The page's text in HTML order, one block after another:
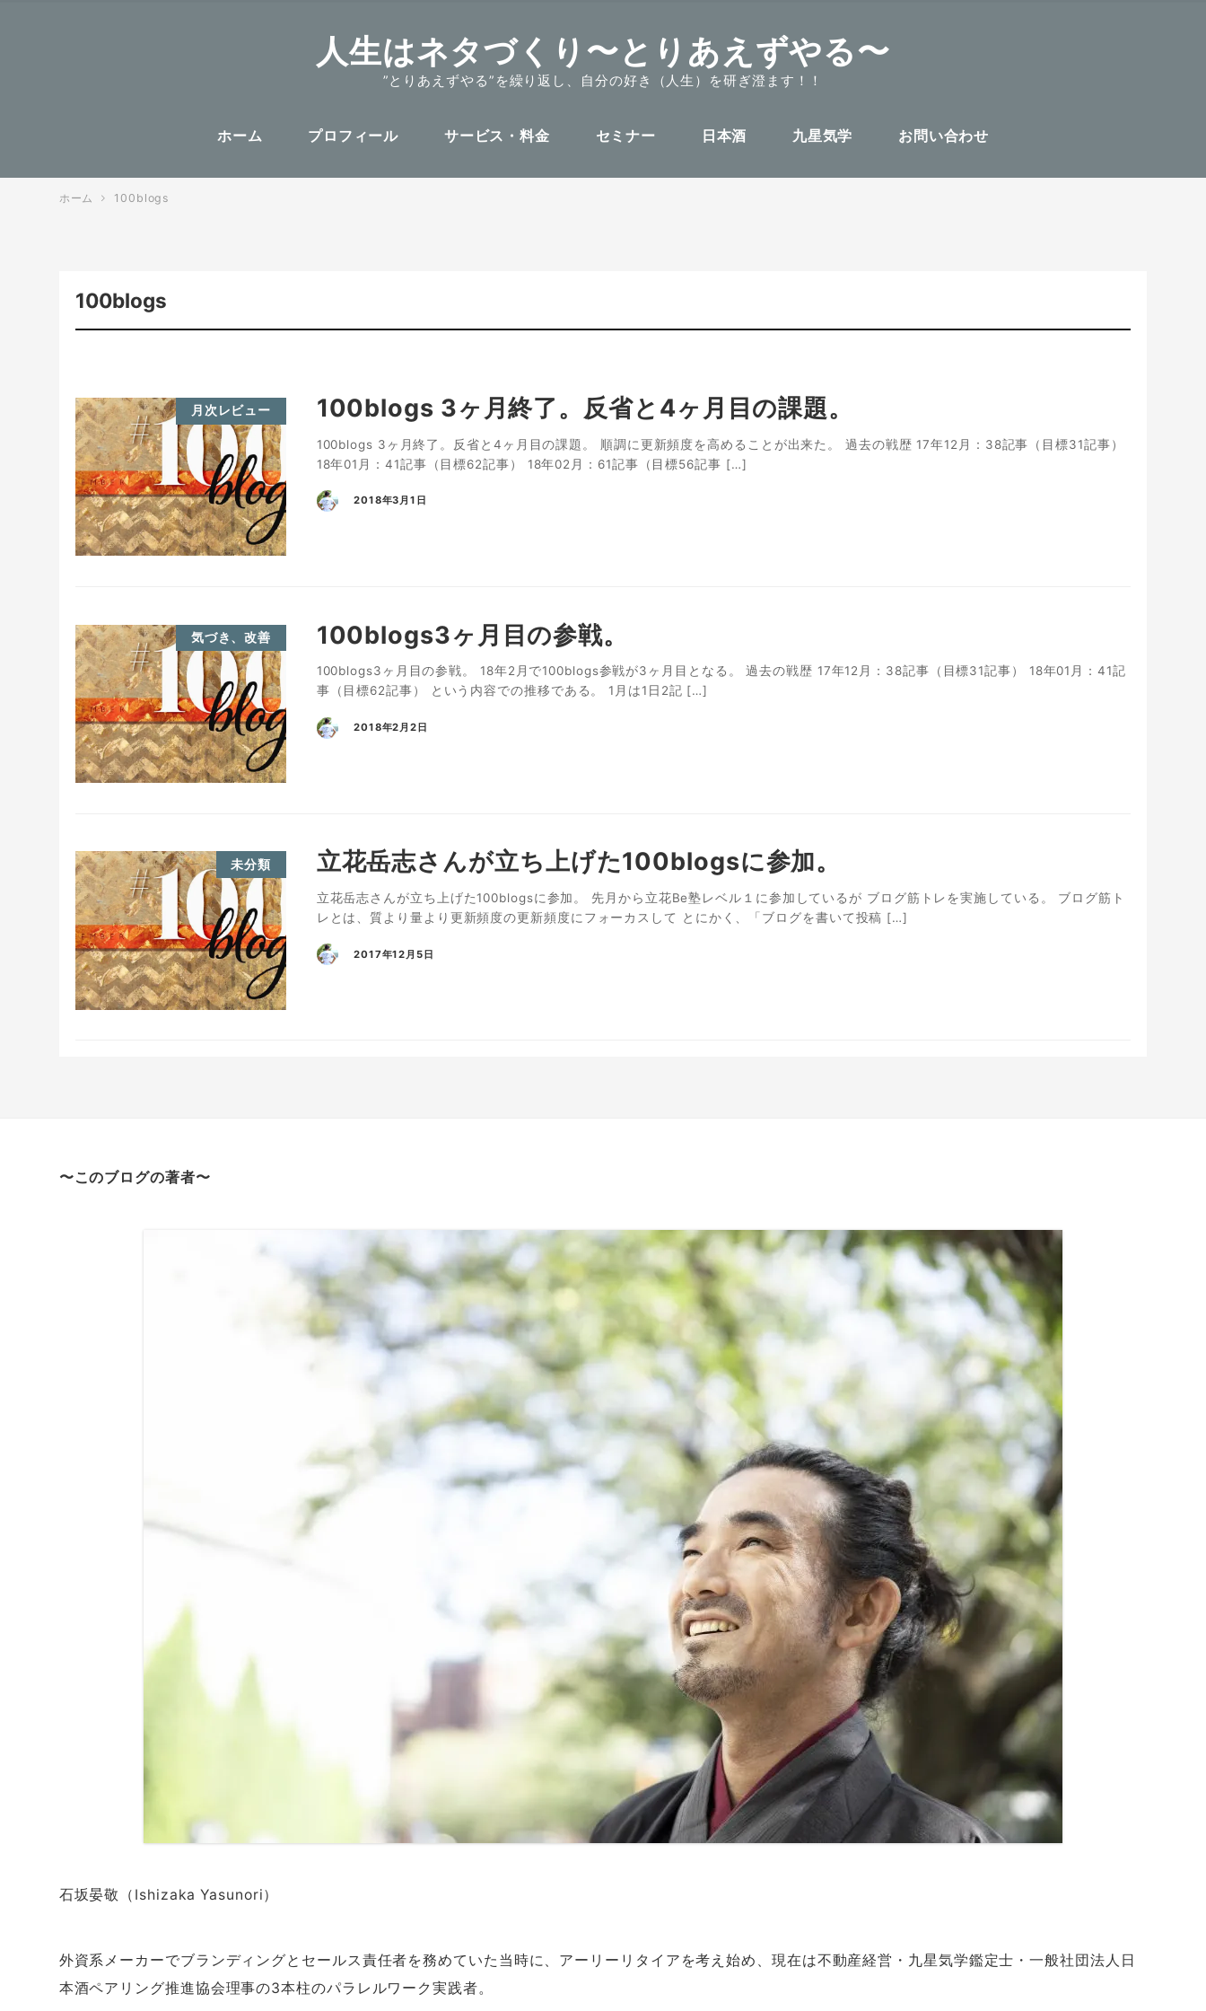
人生はネタづくり〜とりあえずやる〜
”とりあえずやる”を繰り返し、自分の好き（人生）を研ぎ澄ます！！
ホーム プロフィール サービス・料金 セミナー 日本酒 九星気学 お問い合わせ
ホーム 100blogs
100blogs
月次レビュー 100blogs 3ヶ月終了。反省と4ヶ月目の課題。
100blogs 3ヶ月終了。反省と4ヶ月目の課題。 順調に更新頻度を高めることが出来た。 過去の戦歴 17年12月：38記事（目標31記事）
18年01月：41記事（目標62記事） 18年02月：61記事（目標56記事 […]
2018年3月1日
気づき、改善 100blogs3ヶ月目の参戦。
100blogs3ヶ月目の参戦。 18年2月で100blogs参戦が3ヶ月目となる。 過去の戦歴 17年12月：38記事（目標31記事） 18年01月：41記
事（目標62記事） という内容での推移である。 1月は1日2記 […]
2018年2月2日
未分類 立花岳志さんが立ち上げた100blogsに参加。
立花岳志さんが立ち上げた100blogsに参加。 先月から立花Be塾レベル１に参加しているが ブログ筋トレを実施している。 ブログ筋ト
レとは、質より量より更新頻度の更新頻度にフォーカスして とにかく、「ブログを書いて投稿 […]
2017年12月5日
〜このブログの著者〜
石坂晏敬（Ishizaka Yasunori）
外資系メーカーでブランディングとセールス責任者を務めていた当時に、アーリーリタイアを考え始め、現在は不動産経営・九星気学鑑定士・一般社団法人日
本酒ペアリング推進協会理事の3本柱のパラレルワーク実践者。